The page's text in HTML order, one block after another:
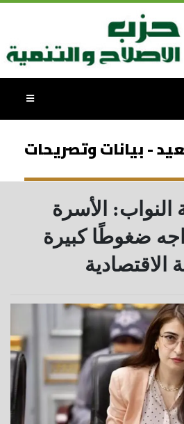
- بيانات وتصريحات
الأسرة
ضغوطًا كبيرة
الاقتصادية